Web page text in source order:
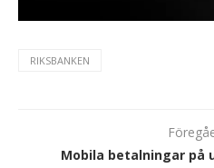
RIKSBANKEN
Mobila betalningar på